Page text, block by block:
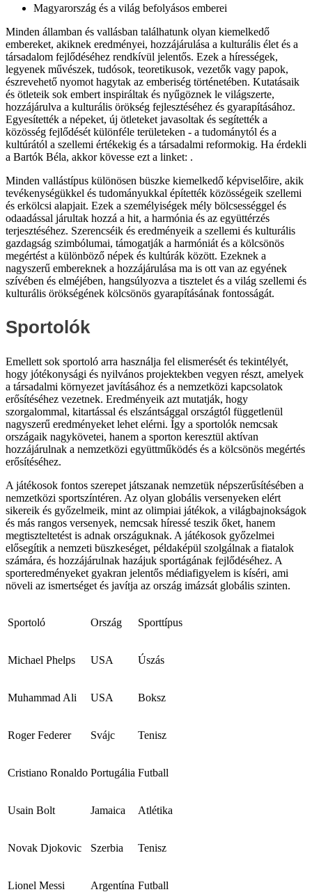
Magyarország és a világ befolyásos emberei
Minden államban és vallásban találhatunk olyan kiemelkedő
embereket, akiknek eredményei, hozzájárulása a kulturális élet és a
társadalom fejlődéséhez rendkívül jelentős. Ezek a hírességek,
legyenek művészek, tudósok, teoretikusok, vezetők vagy papok,
észrevehető nyomot hagytak az emberiség történetében. Kutatásaik
és ötleteik sok embert inspiráltak és nyűgöznek le világszerte,
hozzájárulva a kulturális örökség fejlesztéséhez és gyarapításához.
Egyesítették a népeket, új ötleteket javasoltak és segítették a
közösség fejlődését különféle területeken - a tudománytól és a
kultúrától a szellemi értékekig és a társadalmi reformokig. Ha érdekli
a Bartók Béla, akkor kövesse ezt a linket: .
Minden vallástípus különösen büszke kiemelkedő képviselőire, akik
tevékenységükkel és tudományukkal építették közösségeik szellemi
és erkölcsi alapjait. Ezek a személyiségek mély bölcsességgel és
odaadással járultak hozzá a hit, a harmónia és az együttérzés
terjesztéséhez. Szerencséik és eredményeik a szellemi és kulturális
gazdagság szimbólumai, támogatják a harmóniát és a kölcsönös
megértést a különböző népek és kultúrák között. Ezeknek a
nagyszerű embereknek a hozzájárulása ma is ott van az egyének
szívében és elméjében, hangsúlyozva a tisztelet és a világ szellemi és
kulturális örökségének kölcsönös gyarapításának fontosságát.
Sportolók
Emellett sok sportoló arra használja fel elismerését és tekintélyét,
hogy jótékonysági és nyilvános projektekben vegyen részt, amelyek
a társadalmi környezet javításához és a nemzetközi kapcsolatok
erősítéséhez vezetnek. Eredményeik azt mutatják, hogy
szorgalommal, kitartással és elszántsággal országtól függetlenül
nagyszerű eredményeket lehet elérni. Így a sportolók nemcsak
országaik nagykövetei, hanem a sporton keresztül aktívan
hozzájárulnak a nemzetközi együttműködés és a kölcsönös megértés
erősítéséhez.
A játékosok fontos szerepet játszanak nemzetük népszerűsítésében a
nemzetközi sportszíntéren. Az olyan globális versenyeken elért
sikereik és győzelmeik, mint az olimpiai játékok, a világbajnokságok
és más rangos versenyek, nemcsak híressé teszik őket, hanem
megtiszteltetést is adnak országuknak. A játékosok győzelmei
elősegítik a nemzeti büszkeséget, példaképül szolgálnak a fiatalok
számára, és hozzájárulnak hazájuk sportágának fejlődéséhez. A
sporteredményeket gyakran jelentős médiafigyelem is kíséri, ami
növeli az ismertséget és javítja az ország imázsát globális szinten.
Sportoló Ország Sporttípus
Michael Phelps USA Úszás
Muhammad Ali USA Boksz
Roger Federer Svájc Tenisz
Cristiano Ronaldo Portugália Futball
Usain Bolt Jamaica Atlétika
Novak Djokovic Szerbia Tenisz
Lionel Messi Argentína Futball